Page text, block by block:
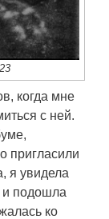
когда мне
с ней.
пригласили
я увидела
и подошла
ко